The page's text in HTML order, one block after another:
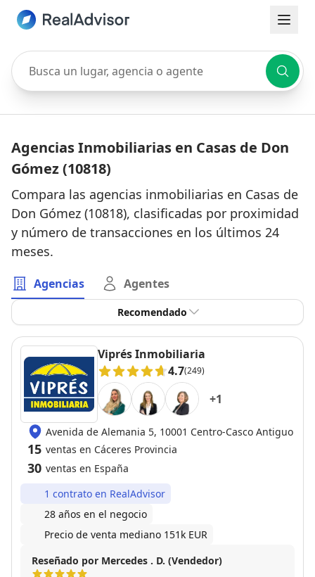
Busca un lugar, agencia o agente
Agencias Inmobiliarias en Casas de Don
Gómez (10818)
Compara las agencias inmobiliarias en Casas de
Don Gómez (10818), clasificadas por proximidad
y número de transacciones en los últimos 24
meses.
Agencias Agentes
Recomendado
Viprés Inmobiliaria
4.7(249)
+1
Avenida de Alemania 5, 10001 Centro-Casco Antiguo
15 ventas en Cáceres Provincia
30 ventas en España
1 contrato en RealAdvisor
28 años en el negocio
Precio de venta mediano 151k EUR
Reseñado por Mercedes . D. (Vendedor)